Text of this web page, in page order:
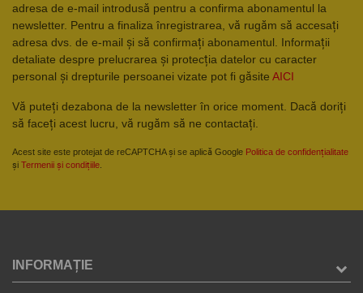
adresa de e-mail introdusă pentru a confirma abonamentul la
newsletter. Pentru a finaliza înregistrarea, vă rugăm să accesați
adresa dvs. de e-mail și să confirmați abonamentul. Informații
detaliate despre prelucrarea și protecția datelor cu caracter
personal și drepturile persoanei vizate pot fi găsite AICI
Vă puteți dezabona de la newsletter în orice moment. Dacă doriți
să faceți acest lucru, vă rugăm să ne contactați.
Acest site este protejat de reCAPTCHA și se aplică Google Politica de confidențialitate
și Termenii și condițiile
INFORMAȚIE